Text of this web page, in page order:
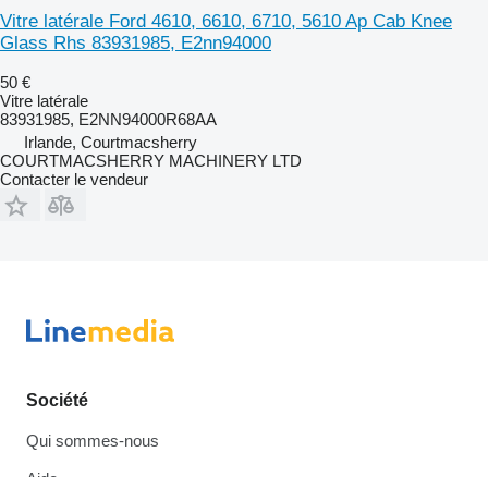
Vitre latérale Ford 4610, 6610, 6710, 5610 Ap Cab Knee
Glass Rhs 83931985, E2nn94000
50 €
Vitre latérale
83931985, E2NN94000R68AA
Irlande, Courtmacsherry
COURTMACSHERRY MACHINERY LTD
Contacter le vendeur
Société
Qui sommes-nous